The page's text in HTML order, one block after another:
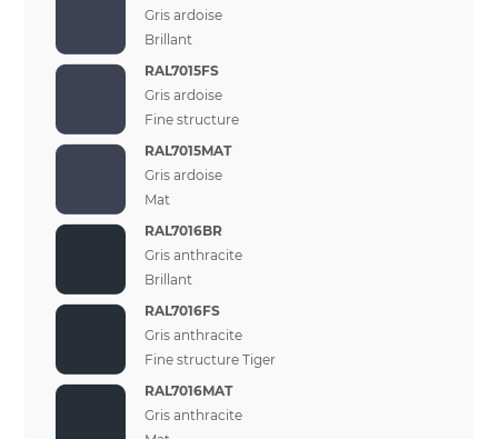
Gris ardoise
Brillant
RAL7015FS
Gris ardoise
Fine structure
RAL7015MAT
Gris ardoise
Mat
RAL7016BR
Gris anthracite
Brillant
RAL7016FS
Gris anthracite
Fine structure Tiger
RAL7016MAT
Gris anthracite